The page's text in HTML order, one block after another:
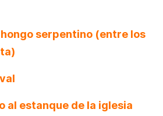
serpentino (entre los
al estanque de la iglesia